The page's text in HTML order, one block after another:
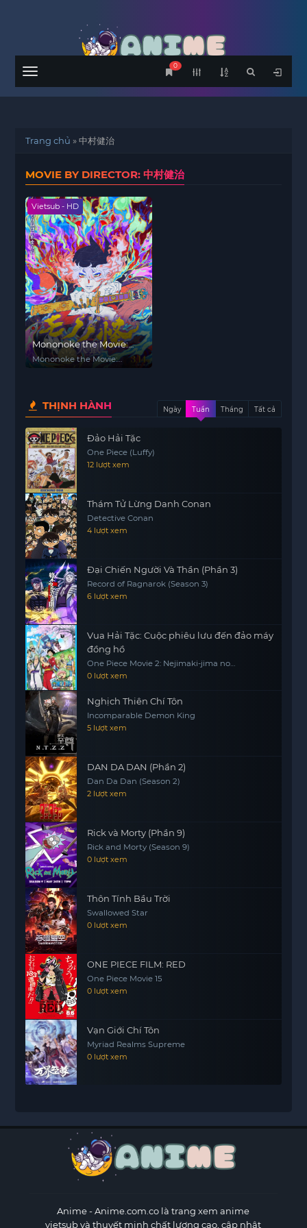
Menu
0
Trang chủ »中村健治
MOVIE BY DIRECTOR: 中村健治
Vietsub - HD
Mononoke the Movie:
Chapter II - The Ashes of
Rage
Mononoke the Movie:
THỊNH HÀNH Ngày Tuần Tháng Tất cả
Đảo Hải Tặc
One Piece (Luffy)
12 lượt xem
Thám Tử Lừng Danh Conan
Detective Conan
4 lượt xem
Đại Chiến Người Và Thần (Phần 3)
Record of Ragnarok (Season 3)
6 lượt xem
Vua Hải Tặc: Cuộc phiêu lưu đến đảo máy
đồng hồ
One Piece Movie 2: Nejimaki-jima no
Daibouken, One Piece: Nejimakijima no
Bouken, One Piece: Nejimaki Shima no
0 lượt xem
Nghịch Thiên Chí Tôn
Incomparable Demon King
5 lượt xem
DAN DA DAN (Phần 2)
Dan Da Dan (Season 2)
2 lượt xem
Rick và Morty (Phần 9)
Rick and Morty (Season 9)
0 lượt xem
Thôn Tính Bầu Trời
Swallowed Star
0 lượt xem
ONE PIECE FILM: RED
One Piece Movie 15
0 lượt xem
Vạn Giới Chí Tôn
Myriad Realms Supreme
0 lượt xem
Anime- Anime.com.co là trang xem anime
vietsub và thuyết minh chất lượng cao, cập nhật